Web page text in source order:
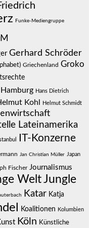
Funke-Mediengruppe
Gerhard Schröder
Griechenland Groko
Hamburg Hans Dietrich
Kohl Helmut Schmidt
Lateinamerika
IT-Konzerne
Jan Christian Müller Japan
Fischer Journalismus
WeltJungle
Katar Katja
Koalitionen Kolumbien
Köln Künstliche